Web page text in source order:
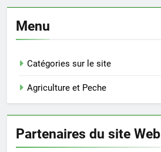
Menu
Catégories sur le site
Agriculture et Peche
Partenaires du site Web